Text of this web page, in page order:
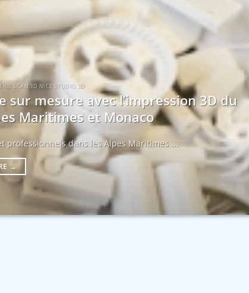
SCAN 3D NICE STUDIO 3D
mesure avec l’impression 3D du
Maritimes et Monaco
dans les Alpes Maritimes ...
→